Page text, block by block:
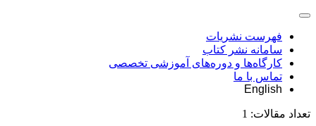
فهرست نشریات
سامانه نشر کتاب
کارگاه‌ها و دوره‌های آموزشی تخصصی
تماس با ما
English
تعداد مقالات: 1